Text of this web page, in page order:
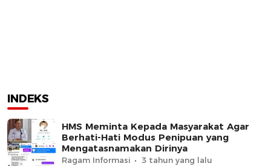
INDEKS
HMS Meminta Kepada Masyarakat Agar
Berhati-Hati Modus Penipuan yang
Mengatasnamakan Dirinya
Ragam Informasi 3 tahun yang lalu